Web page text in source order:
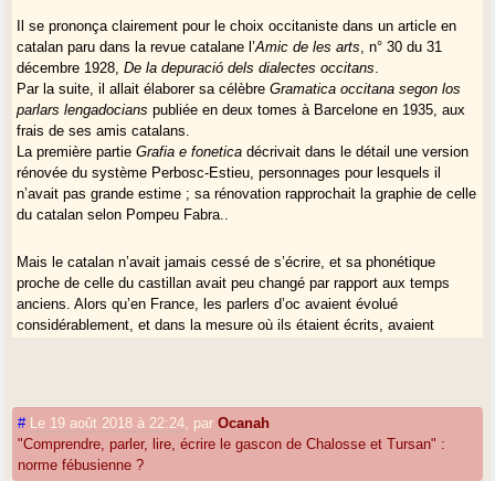
Il se prononça clairement pour le choix occitaniste dans un article en
catalan paru dans la revue catalane l’Amic de les arts , n° 30 du 31
décembre 1928,De la depuració dels dialectes occitans
Par la suite, il allait élaborer sa célèbreGramatica occitana segon los
parlars lengadocians publiée en deux tomes à Barcelone en 1935, aux
frais de ses amis catalans.
La première partieGrafia e fonetica décrivait dans le détail une version
rénovée du système Perbosc-Estieu, personnages pour lesquels il
n’avait pas grande estime ; sa rénovation rapprochait la graphie de celle
du catalan selon Pompeu Fabra..
Mais le catalan n’avait jamais cessé de s’écrire, et sa phonétique
proche de celle du castillan avait peu changé par rapport aux temps
anciens. Alors qu’en France, les parlers d’oc avaient évolué
considérablement, et dans la mesure où ils étaient écrits, avaient
« ou » dans la prononciation… et l’écrit. En témoigne clairement
l’œuvre du pasteur protestantArnaud de Salette
adaptationPsaumes de Daviden vers béarnais : très soucieux d’être
correctement lu par des pasteurs venus de France, qui ne devaient pas
# Le 19 août 2018 à 22:24 parOcanah
"Comprendre, parler, lire, écrire le gascon de Chalosse et Tursan" :
norme fébusienne ?